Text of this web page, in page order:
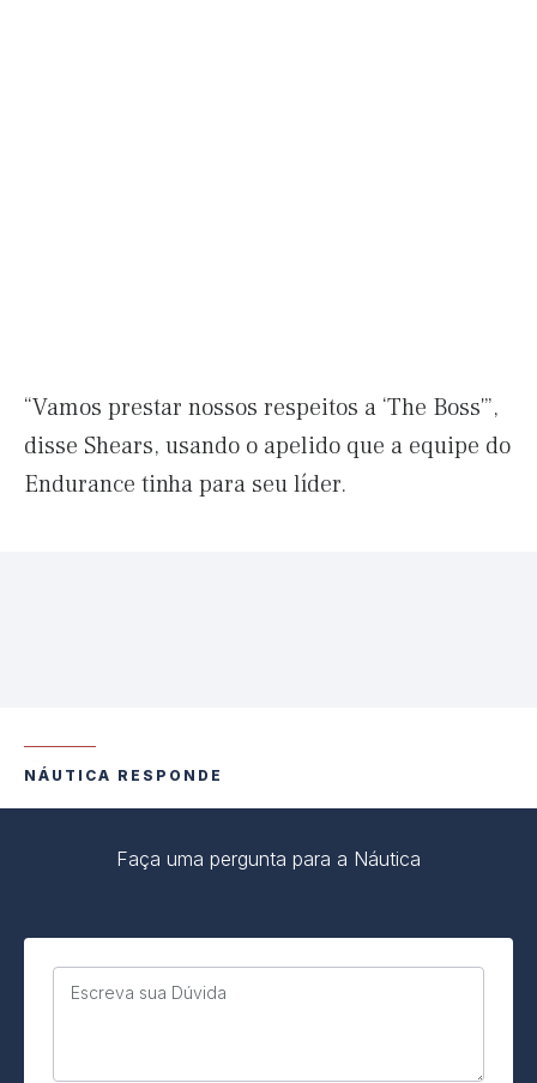
“Vamos prestar nossos respeitos a ‘The Boss'”,
disse Shears, usando o apelido que a equipe do
Endurance tinha para seu líder.
NÁUTICA RESPONDE
Faça uma pergunta para a Náutica
Escreva sua Dúvida